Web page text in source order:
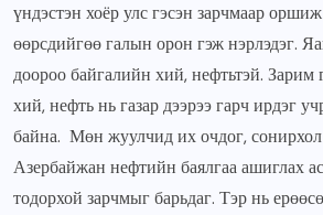
үндэстэн хоёр улс гэсэн зарчмаар
өөрсдийгөө галын орон гэж нэрлэдэг.
доороо байгалийн хий, нефтьтэй. Зарим
хий, нефть нь газар дээрээ гарч ирдэг
байна. Мөн жуулчид их очдог, сонирхол
Азербайжан нефтийн баялгаа ашиглах
тодорхой зарчмыг барьдаг. Тэр нь